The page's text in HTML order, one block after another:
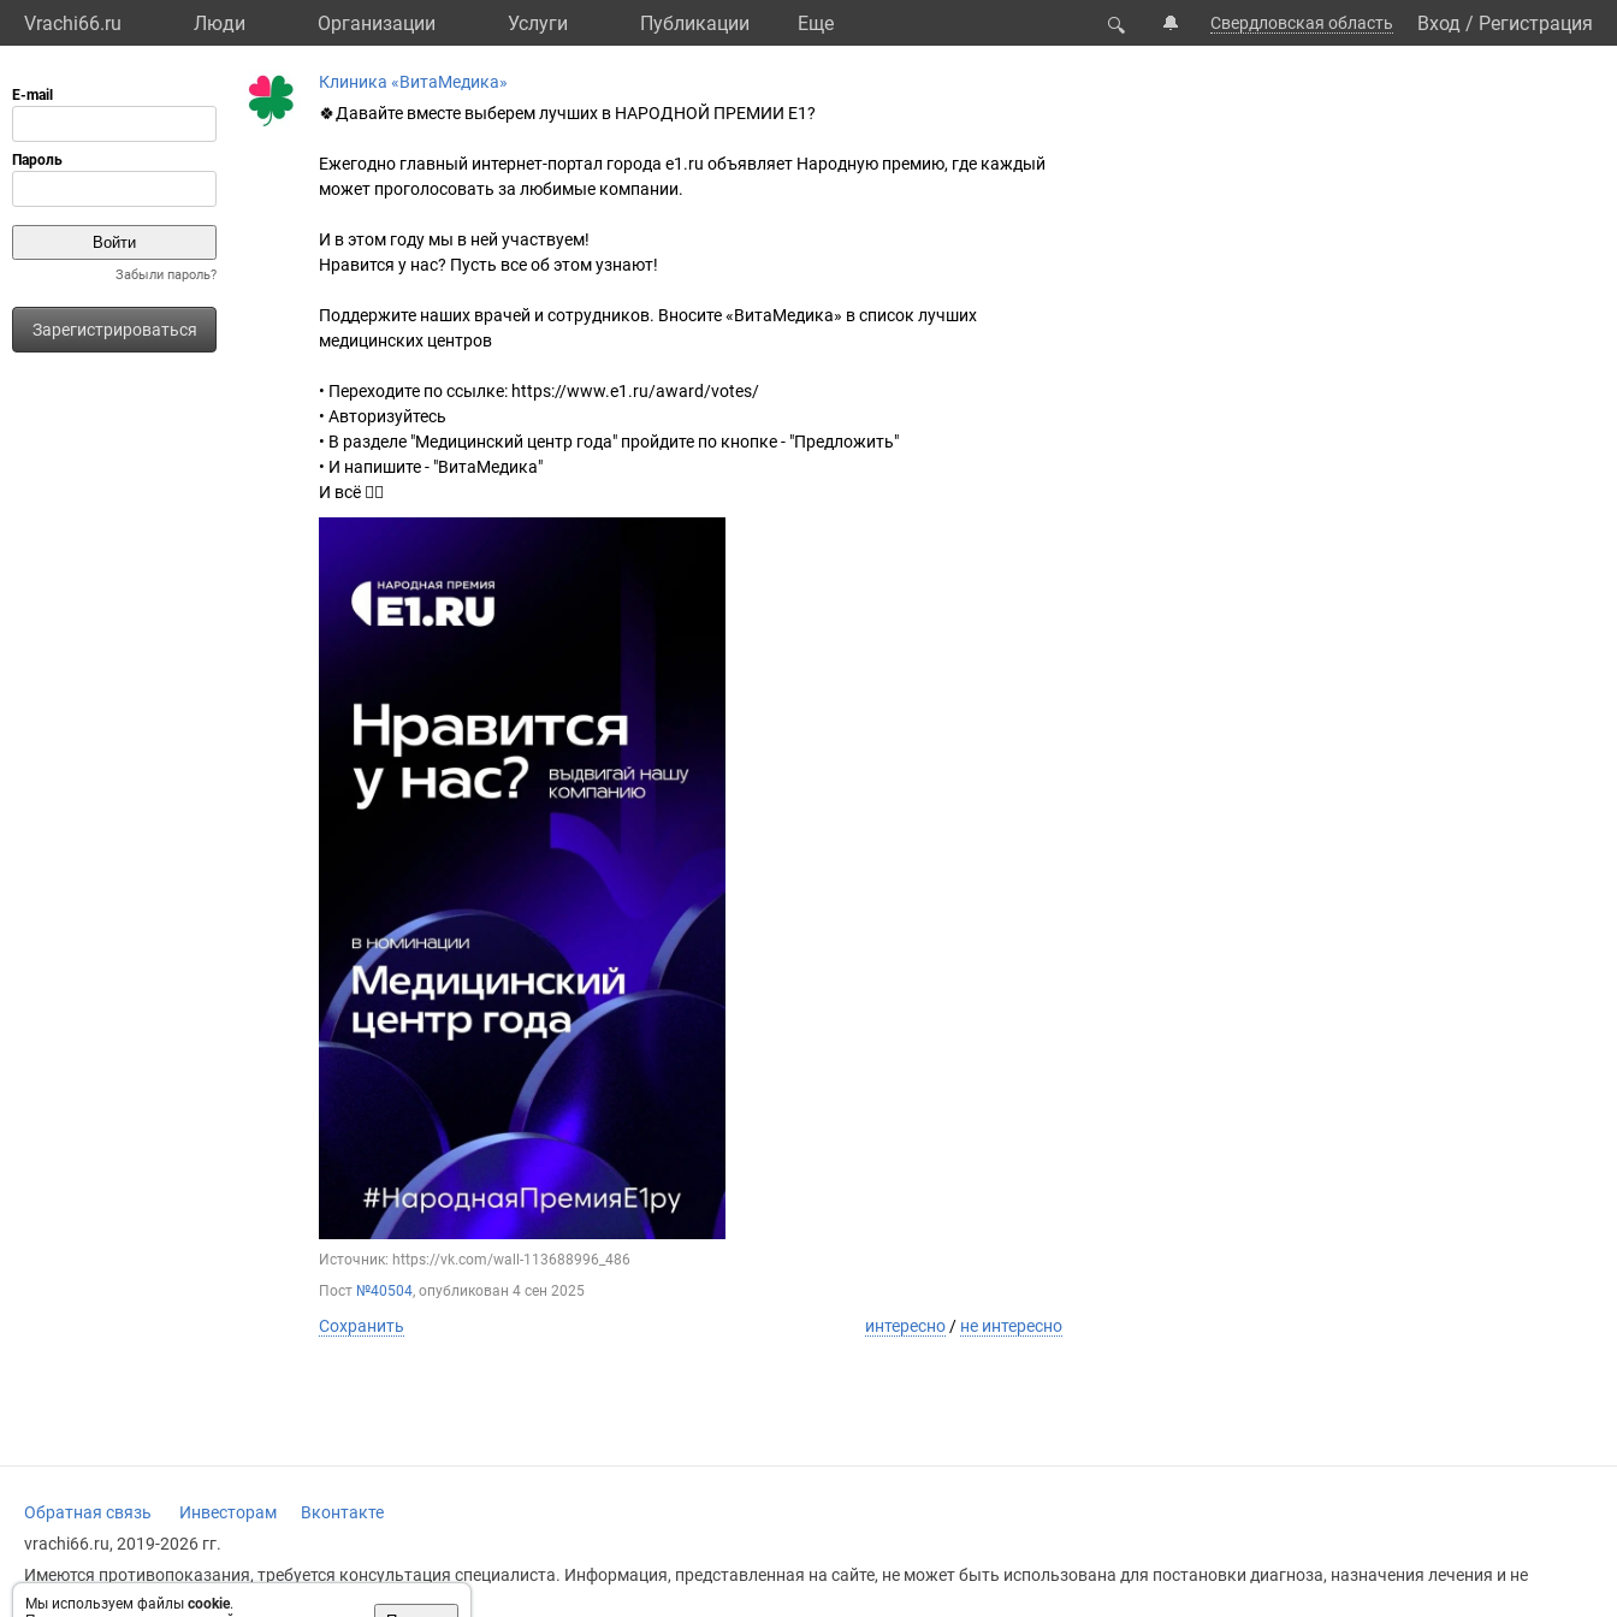
Vrachi66.ru Люди Организации Услуги Публикации Eще 🔍 🔔 Свердловская область Вход / Регистрация
Забыли пароль?
Зарегистрироваться
Мы используем файлы cookie.
Клиника «ВитаМедика»
🍀Давайте вместе выберем лучших в НАРОДНОЙ ПРЕМИИ Е1?
Ежегодно главный интернет-портал города e1.ru объявляет Народную премию, где каждый
может проголосовать за любимые компании.
И в этом году мы в ней участвуем!
Нравится у нас? Пусть все об этом узнают!
Поддержите наших врачей и сотрудников. Вносите «ВитаМедика» в список лучших
медицинских центров
•⁠ ⁠Переходите по ссылке: https://www.e1.ru/award/votes/
•⁠ ⁠Авторизуйтесь
•⁠ ⁠В разделе "Медицинский центр года" пройдите по кнопке - "Предложить"
•⁠ ⁠И напишите - "ВитаМедика"
И всё 👍🏻
Источник: https://vk.com/wall-113688996_486
Пост №40504, опубликован 4 сен 2025
Сохранить интересно / не интересно
Обратная связь Инвесторам
Вконтакте
vrachi66.ru, 2019-2026 гг.
Имеются противопоказания, требуется консультация специалиста. Информация, представленная на сайте, не может быть использована для постановки диагноза, назначения лечения и не
заменяет прием врача.